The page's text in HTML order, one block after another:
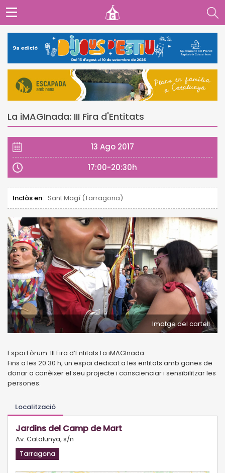
La iMAGInada: III Fira d'Entitats
13 Ago 2017
17:00-20:30h
Inclòs en: Sant Magí (Tarragona)
Imatge del cartell
Espai Fòrum. III Fira d’Entitats La iMAGInada.
Fins a les 20.30 h, un espai dedicat a les entitats amb ganes de
donar a conèixer el seu projecte i conscienciar i sensibilitzar les
persones.
Localització
Jardins del Camp de Mart
Av. Catalunya, s/n
Tarragona